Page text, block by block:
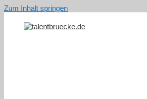
Zum Inhalt springen